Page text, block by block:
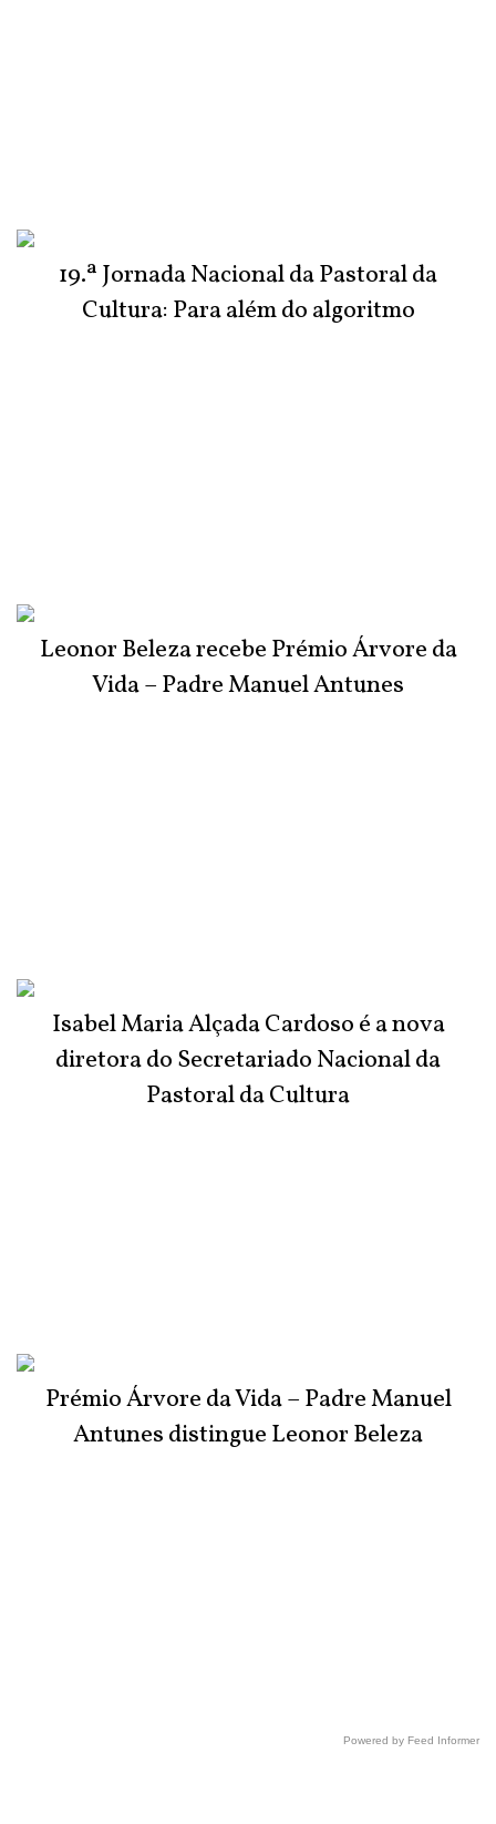
19.ª Jornada Nacional da Pastoral da
Cultura: Para além do algoritmo
Leonor Beleza recebe Prémio Árvore da
Vida – Padre Manuel Antunes
Isabel Maria Alçada Cardoso é a nova
diretora do Secretariado Nacional da
Pastoral da Cultura
Prémio Árvore da Vida – Padre Manuel
Antunes distingue Leonor Beleza
Powered by Feed Informer